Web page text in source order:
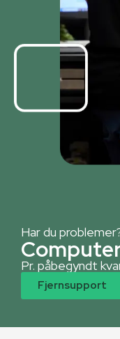
Har du
Pr. påbegyndt
Fjernsupport